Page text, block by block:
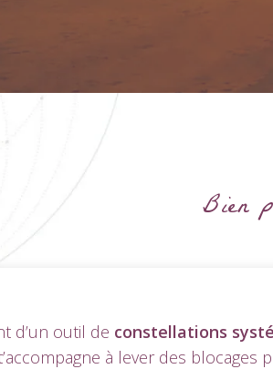
Bien
d’un outil de constellations
à lever des